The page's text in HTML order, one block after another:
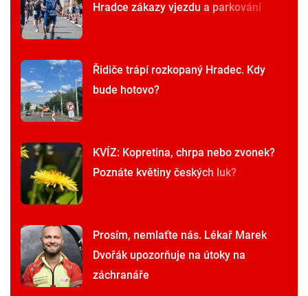
Hradce zákazy vjezdu a parkování
Řidiče trápí rozkopaný Hradec. Kdy
bude hotovo?
KVÍZ: Kopretina, chrpa nebo zvonek?
Poznáte květiny českých luk?
Prosím, nemlaťte nás. Lékař Marek
Dvořák upozorňuje na útoky na
záchranáře